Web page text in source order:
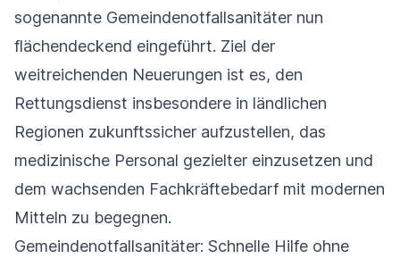
sogenannte Gemeindenotfallsanitäter nun
flächendeckend eingeführt. Ziel der
weitreichenden Neuerungen ist es, den
Rettungsdienst insbesondere in ländlichen
Regionen zukunftssicher aufzustellen, das
medizinische Personal gezielter einzusetzen und
dem wachsenden Fachkräftebedarf mit modernen
Mitteln zu begegnen.
Gemeindenotfallsanitäter: Schnelle Hilfe ohne